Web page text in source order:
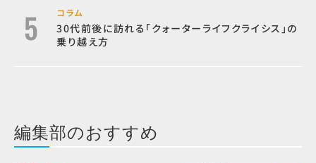
コラム
30代前後に訪れる「クォーターライフクライシス」の
乗り越え方
編集部のおすすめ